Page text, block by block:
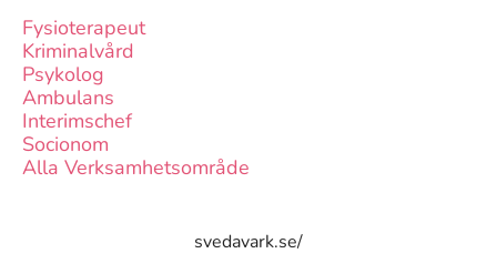
Fysioterapeut
Kriminalvård
Psykolog
Ambulans
Interimschef
Socionom
Alla Verksamhetsområde
svedavark.se/